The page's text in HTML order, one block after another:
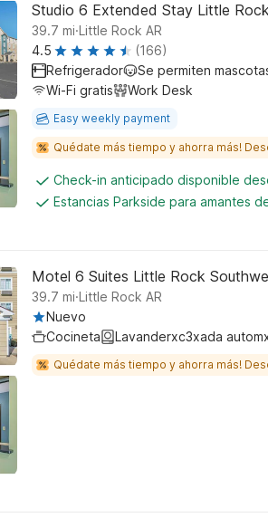
Studio 6 Extended Stay Little
39.7 mi.Little Rock AR
4.5
(166)
Refrigerador
Se permiten
Wi-Fi gratis
Work Desk
Easy weekly payment
Quédate más tiempo y ahorra más!
Check-in anticipado disponible
Estancias Parkside para amantes
Motel 6 Suites Little Rock
39.7 mi.Little Rock AR
Nuevo
Cocineta
Lavanderxc3xada
Quédate más tiempo y ahorra más!